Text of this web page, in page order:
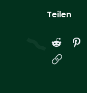
Teilen
Reddit